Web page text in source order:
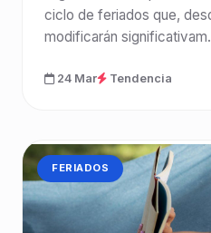
ciclo de feriados que,
modificarán
24 Mar Tendencia
CATEGORÍA:
FERIADOS